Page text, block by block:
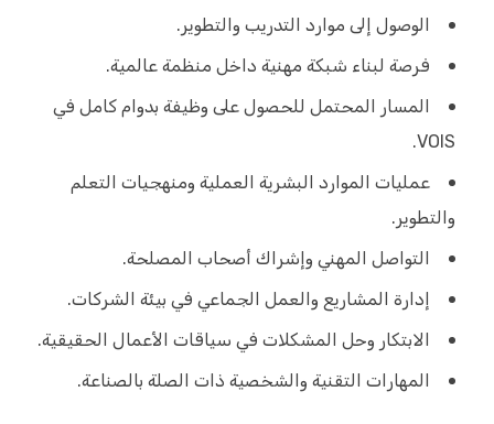
الوصول إلى موارد التدريب والتطوير.
فرصة لبناء شبكة مهنية داخل منظمة عالمية.
المسار المحتمل للحصول على وظيفة بدوام كامل في
VOIS.
عمليات الموارد البشرية العملية ومنهجيات التعلم
والتطوير.
التواصل المهني وإشراك أصحاب المصلحة.
إدارة المشاريع والعمل الجماعي في بيئة الشركات.
الابتكار وحل المشكلات في سياقات الأعمال الحقيقية.
المهارات التقنية والشخصية ذات الصلة بالصناعة.